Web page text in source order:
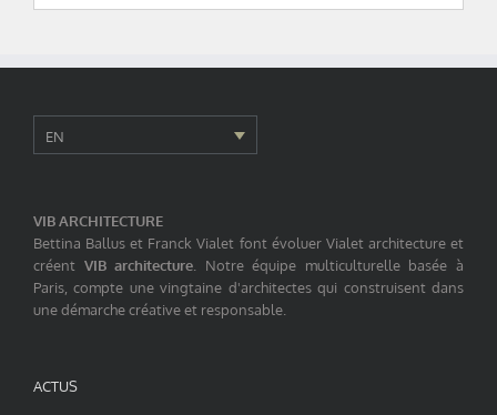
EN
VIB ARCHITECTURE
Bettina Ballus et Franck Vialet font évoluer Vialet architecture et
créent VIB architecture . Notre équipe multiculturelle basée à
Paris, compte une vingtaine d'architectes qui construisent dans
une démarche créative et responsable.
ACTUS